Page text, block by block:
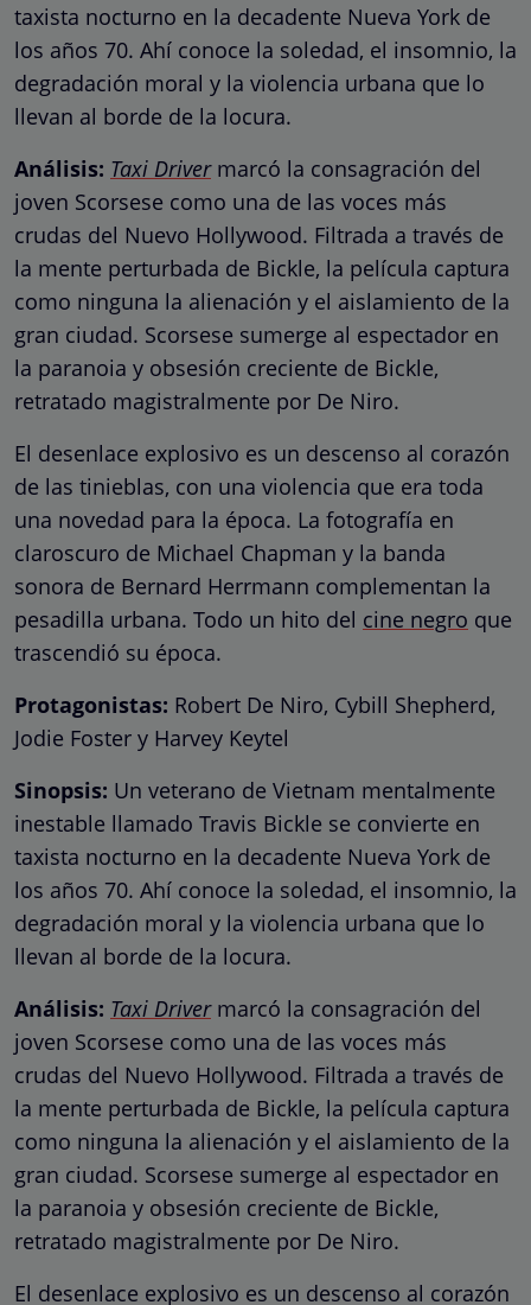
taxista nocturno en la decadente Nueva York de
los años 70. Ahí conoce la soledad, el insomnio, la
degradación moral y la violencia urbana que lo
llevan al borde de la locura.
Análisis: Taxi Drivermarcó la consagración del
joven Scorsese como una de las voces más
crudas del Nuevo Hollywood. Filtrada a través de
la mente perturbada de Bickle, la película captura
como ninguna la alienación y el aislamiento de la
gran ciudad. Scorsese sumerge al espectador en
la paranoia y obsesión creciente de Bickle,
retratado magistralmente por De Niro.
El desenlace explosivo es un descenso al corazón
de las tinieblas, con una violencia que era toda
una novedad para la época. La fotografía en
claroscuro de Michael Chapman y la banda
sonora de Bernard Herrmann complementan la
pesadilla urbana. Todo un hito del cine negro que
trascendió su época.
Protagonistas: Robert De Niro, Cybill Shepherd,
Jodie Foster y Harvey Keytel
Sinopsis: Un veterano de Vietnam mentalmente
inestable llamado Travis Bickle se convierte en
taxista nocturno en la decadente Nueva York de
los años 70. Ahí conoce la soledad, el insomnio, la
degradación moral y la violencia urbana que lo
llevan al borde de la locura.
Análisis: Taxi Drivermarcó la consagración del
joven Scorsese como una de las voces más
crudas del Nuevo Hollywood. Filtrada a través de
la mente perturbada de Bickle, la película captura
como ninguna la alienación y el aislamiento de la
gran ciudad. Scorsese sumerge al espectador en
la paranoia y obsesión creciente de Bickle,
retratado magistralmente por De Niro.
El desenlace explosivo es un descenso al corazón